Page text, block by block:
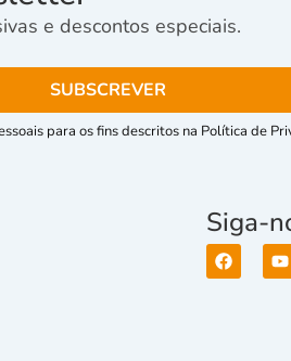
e descontos especiais.
para os fins descritos na Política de
Siga-